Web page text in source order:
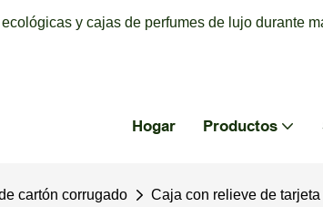
y cajas de perfumes de lujo durante
Hogar Productos
cartón corrugado Caja con relieve de